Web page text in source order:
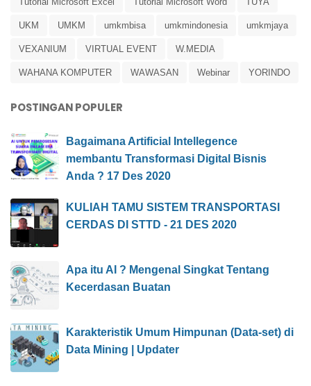
UKM UMKM umkmbisa umkmindonesia umkmjaya
VEXANIUM VIRTUAL EVENT W.MEDIA
WAHANA KOMPUTER WAWASAN Webinar YORINDO
POSTINGAN POPULER
Bagaimana Artificial Intellegence
membantu Transformasi Digital Bisnis
Anda ? 17 Des 2020
KULIAH TAMU SISTEM TRANSPORTASI
CERDAS DI STTD - 21 DES 2020
Apa itu AI ? Mengenal Singkat Tentang
Kecerdasan Buatan
Karakteristik Umum Himpunan (Data-set) di
Data Mining | Updater